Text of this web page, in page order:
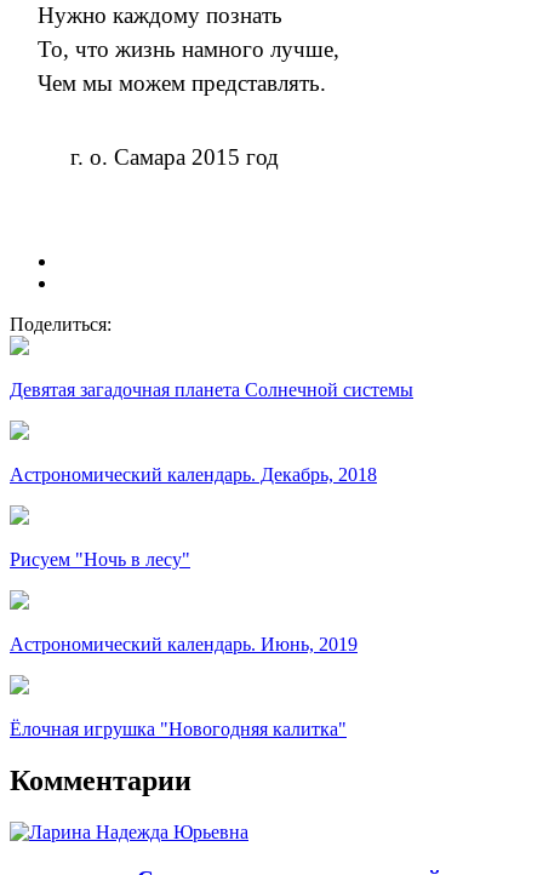
Нужно каждому познать
То, что жизнь намного лучше,
Чем мы можем представлять.
г. о. Самара 2015 год
Поделиться:
Девятая загадочная планета Солнечной системы
Астрономический календарь. Декабрь, 2018
Рисуем "Ночь в лесу"
Астрономический календарь. Июнь, 2019
Ёлочная игрушка "Новогодняя калитка"
Комментарии